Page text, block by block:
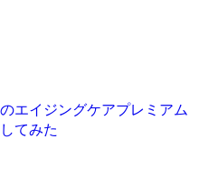
のエイジングケアプレミアム
てみた